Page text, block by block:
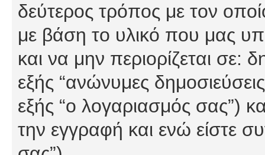
δεύτερος τρόπος με τον
με βάση το υλικό που μας
και να μην περιορίζεται σε:
εξής “ανώνυμες
εξής “ο λογαριασμός σας”)
την εγγραφή και ενώ είστε